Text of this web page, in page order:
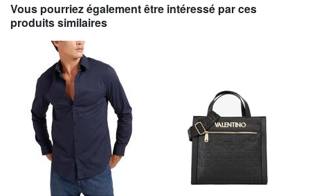
Vous pourriez également être intéressé par ces
produits similaires